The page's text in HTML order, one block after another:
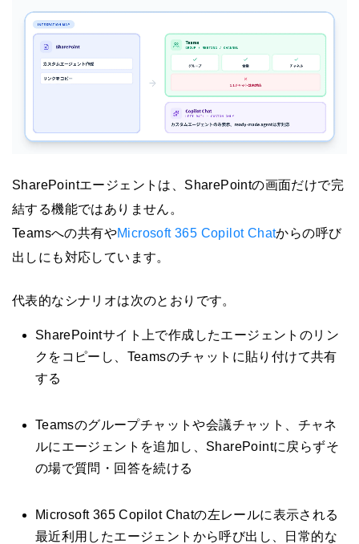
SharePointエージェントは、SharePointの画面だけで完
結する機能ではありません。
Teamsへの共有やMicrosoft 365 Copilot Chatからの呼び
出しにも対応しています。
代表的なシナリオは次のとおりです。
SharePointサイト上で作成したエージェントのリン
クをコピーし、Teamsのチャットに貼り付けて共有
する
Teamsのグループチャットや会議チャット、チャネ
ルにエージェントを追加し、SharePointに戻らずそ
の場で質問・回答を続ける
Microsoft 365 Copilot Chatの左レールに表示される
最近利用したエージェントから呼び出し、日常的な